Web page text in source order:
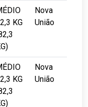
KG
Nova
União
KG
Nova
União